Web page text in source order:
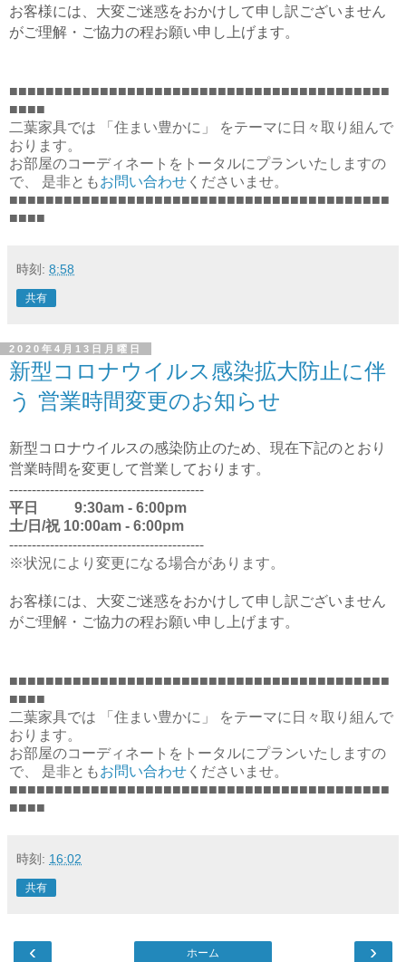
お客様には、大変ご迷惑をおかけして申し訳ございません
がご理解・ご協力の程お願い申し上げます。
■■■■■■■■■■■■■■■■■■■■■■■■■■■■■■■■■■■■■■■■■■
■■■■
二葉家具では 「住まい豊かに」 をテーマに日々取り組んで
おります。
お部屋のコーディネートをトータルにプランいたしますの
で、 是非ともお問い合わせ くださいませ。
■■■■■■■■■■■■■■■■■■■■■■■■■■■■■■■■■■■■■■■■■■
■■■■
時刻: 8:58
共有
2020年4月13日月曜日
新型コロナウイルス感染拡大防止に伴
う 営業時間変更のお知らせ
新型コロナウイルスの感染防止のため、現在下記のとおり
営業時間を変更して営業しております。
-------------------------------------------
平日 9:30am - 6:00pm
土/日/祝 10:00am - 6:00pm
-------------------------------------------
※状況により変更になる場合があります。
お客様には、大変ご迷惑をおかけして申し訳ございません
がご理解・ご協力の程お願い申し上げます。
■■■■■■■■■■■■■■■■■■■■■■■■■■■■■■■■■■■■■■■■■■
■■■■
二葉家具では 「住まい豊かに」 をテーマに日々取り組んで
おります。
お部屋のコーディネートをトータルにプランいたしますの
で、 是非ともお問い合わせ くださいませ。
■■■■■■■■■■■■■■■■■■■■■■■■■■■■■■■■■■■■■■■■■■
■■■■
時刻: 16:02
共有
‹ ›
ホーム